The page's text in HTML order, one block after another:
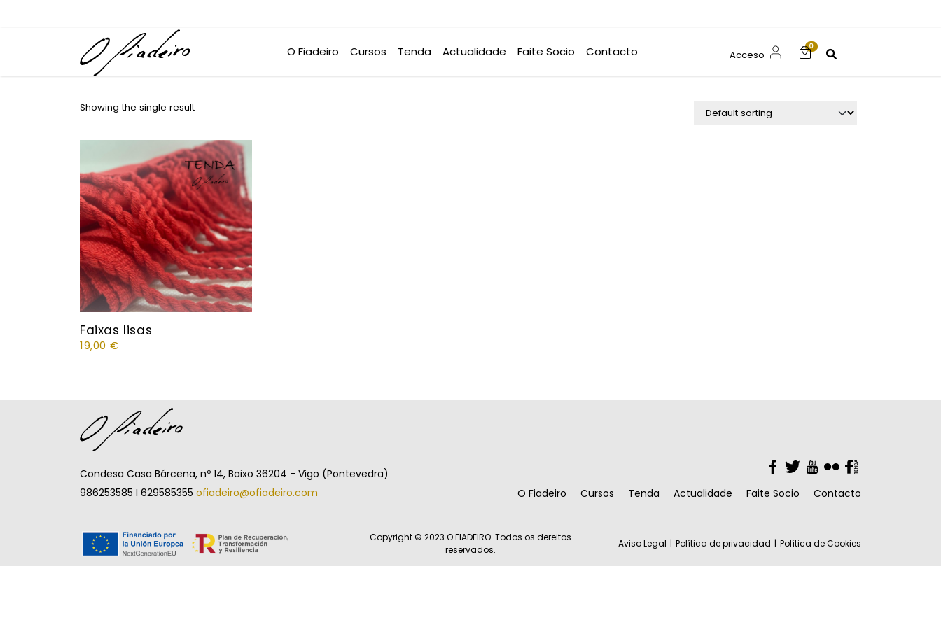
O Fiadeiro Cursos Tenda Actualidade Faite Socio Contacto Acceso
0
Showing the single result
Faixas lisas
19,00 €
Condesa Casa Bárcena, nº 14, Baixo 36204 - Vigo (Pontevedra)
986253585 I 629585355 ofiadeiro@ofiadeiro.com
Facebook
Twitter
YouTube
FlickrFacebook
O Fiadeiro Cursos Tenda Actualidade Faite Socio Contacto
Copyright © 2023 O FIADEIRO. Todos os dereitos
reservados.
Aviso Legal Política de privacidad Política de Cookies